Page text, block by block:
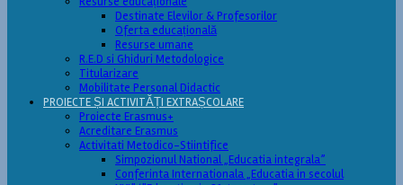
Destinate Elevilor & Profesorilor
Oferta educațională
Resurse umane
R.E.D si Ghiduri Metodologice
Titularizare
Mobilitate Personal Didactic
PROIECTE ȘI ACTIVITĂȚI EXTRAȘCOLARE
Proiecte Erasmus+
Acreditare Erasmus
Activitati Metodico-Stiintifice
Simpozionul National „Educatia integrala”
Conferinta Internationala „Educatia in secolul